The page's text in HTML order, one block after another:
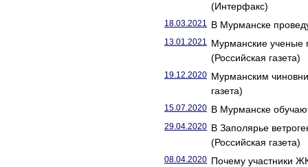
(Интерфакс)
18.03.2021 В Мурманске
13.01.2021 Мурманские ученые
(Российская газета)
19.12.2020 Мурманским
газета)
15.07.2020 В Мурманске
29.04.2020 В Заполярье
(Российская газета)
08.04.2020 Почему участники